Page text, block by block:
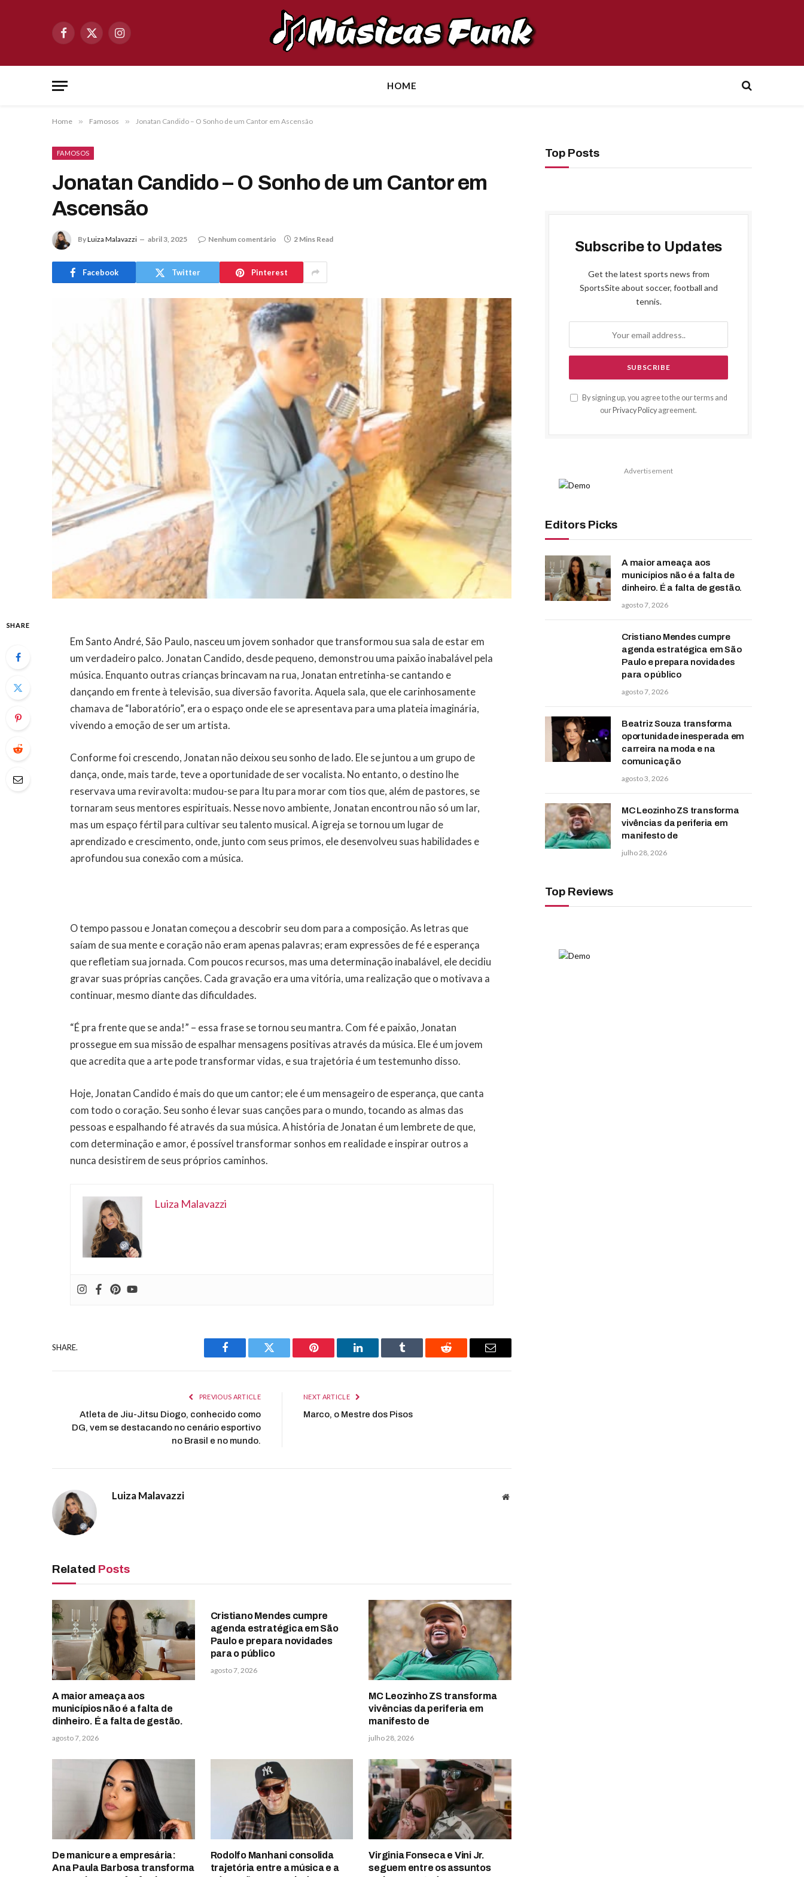
Facebook
X
Instagram
HOME
Home » Famosos » Jonatan Candido – O Sonho de um Cantor em Ascensão
FAMOSOS
Jonatan Candido – O Sonho de um Cantor em
Ascensão
ByLuiza Malavazzi abril 3, 2025 Nenhum comentário 2 Mins Read
Facebook Twitter Pinterest
SHARE
Em Santo André, São Paulo, nasceu um jovem sonhador que transformou sua sala de estar em
um verdadeiro palco. Jonatan Candido, desde pequeno, demonstrou uma paixão inabalável pela
música. Enquanto outras crianças brincavam na rua, Jonatan entretinha-se cantando e
dançando em frente à televisão, sua diversão favorita. Aquela sala, que ele carinhosamente
chamava de “laboratório”, era o espaço onde ele se apresentava para uma plateia imaginária,
vivendo a emoção de ser um artista.
Conforme foi crescendo, Jonatan não deixou seu sonho de lado. Ele se juntou a um grupo de
dança, onde, mais tarde, teve a oportunidade de ser vocalista. No entanto, o destino lhe
reservava uma reviravolta: mudou-se para Itu para morar com tios que, além de pastores, se
tornaram seus mentores espirituais. Nesse novo ambiente, Jonatan encontrou não só um lar,
mas um espaço fértil para cultivar seu talento musical. A igreja se tornou um lugar de
aprendizado e crescimento, onde, junto com seus primos, ele desenvolveu suas habilidades e
aprofundou sua conexão com a música.
O tempo passou e Jonatan começou a descobrir seu dom para a composição. As letras que
saíam de sua mente e coração não eram apenas palavras; eram expressões de fé e esperança
que refletiam sua jornada. Com poucos recursos, mas uma determinação inabalável, ele decidiu
gravar suas próprias canções. Cada gravação era uma vitória, uma realização que o motivava a
continuar, mesmo diante das dificuldades.
“É pra frente que se anda!” – essa frase se tornou seu mantra. Com fé e paixão, Jonatan
prossegue em sua missão de espalhar mensagens positivas através da música. Ele é um jovem
que acredita que a arte pode transformar vidas, e sua trajetória é um testemunho disso.
Hoje, Jonatan Candido é mais do que um cantor; ele é um mensageiro de esperança, que canta
com todo o coração. Seu sonho é levar suas canções para o mundo, tocando as almas das
pessoas e espalhando fé através da sua música. A história de Jonatan é um lembrete de que,
com determinação e amor, é possível transformar sonhos em realidade e inspirar outros a
nunca desistirem de seus próprios caminhos.
Luiza Malavazzi
SHARE.
Facebook Twitter Pinterest LinkedIn Tumblr Reddit Email
PREVIOUS ARTICLE
Atleta de Jiu-Jitsu Diogo, conhecido como
DG, vem se destacando no cenário esportivo
no Brasil e no mundo.
NEXT ARTICLE
Marco, o Mestre dos Pisos
Luiza Malavazzi Website
Related Posts
A maior ameaça aos
municípios não é a falta de
dinheiro. É a falta de gestão.
agosto 7, 2026
Cristiano Mendes cumpre
agenda estratégica em São
Paulo e prepara novidades
para o público
agosto 7, 2026
MC Leozinho ZS transforma
vivências da periferia em
manifesto de
julho 28, 2026
De manicure a empresária:
Ana Paula Barbosa transforma
Rodolfo Manhani consolida
trajetória entre a música e a
Virginia Fonseca e Vini Jr.
seguem entre os assuntos
Top Posts
Subscribe to Updates
Get the latest sports news from
SportsSite about soccer, football and
tennis.
By signing up, you agree to the our terms and
our Privacy Policy agreement.
Advertisement
Editors Picks
A maior ameaça aos
municípios não é a falta de
dinheiro. É a falta de gestão.
agosto 7, 2026
Cristiano Mendes cumpre
agenda estratégica em São
Paulo e prepara novidades
para o público
agosto 7, 2026
Beatriz Souza transforma
oportunidade inesperada em
carreira na moda e na
comunicação
agosto 3, 2026
MC Leozinho ZS transforma
vivências da periferia em
manifesto de
julho 28, 2026
Top Reviews